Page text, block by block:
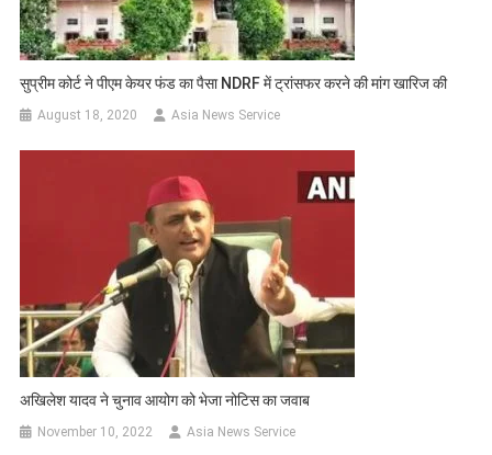
सुप्रीम कोर्ट ने पीएम केयर फंड का पैसा NDRF में ट्रांसफर करने की मांग खारिज की
August 18, 2020 Asia News Service
अखिलेश यादव ने चुनाव आयोग को भेजा नोटिस का जवाब
November 10, 2022 Asia News Service